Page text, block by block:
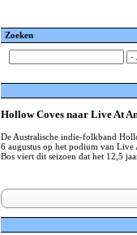
Zoeken
Hollow Coves naar Live At
De Australische indie-folkband
6 augustus op het podium van Live
Bos viert dit seizoen dat het 12,5